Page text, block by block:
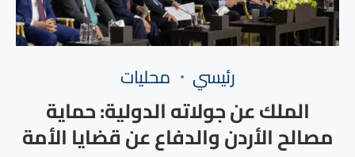
رئيسي محليات
الملك عن جولاته الدولية: حماية
مصالح الأردن والدفاع عن قضايا الأمة